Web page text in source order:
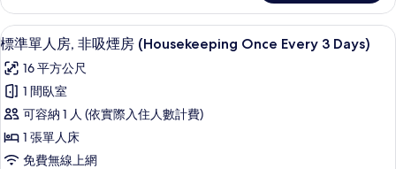
所
有
相
片
Room
Non-
smoking
詳
情
顯
示
標
準
單
人
標準單人房, 非吸煙房
8
標準單人房, 非吸煙房 (Housekeeping Once Every 3 Days)
16 平方公尺
1 間臥室
可容納 1 人 (依實際入住人數計費)
1 張單人床
免費無線上網